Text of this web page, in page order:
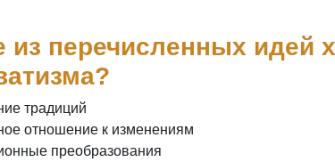
из перечисленных идей
традиций
отношение к изменениям
преобразования